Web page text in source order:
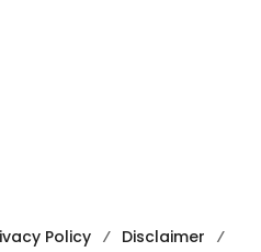
Policy Disclaimer